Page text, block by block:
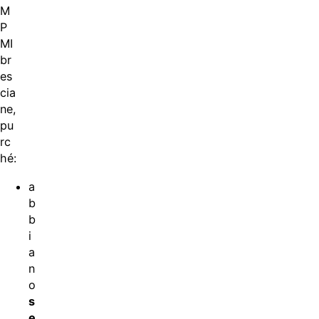
M
P
MI
br
es
cia
ne,
pu
rc
hé:
a
b
b
i
a
n
o
s